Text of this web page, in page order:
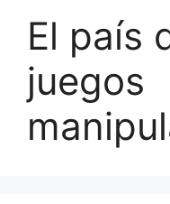
El país
juegos